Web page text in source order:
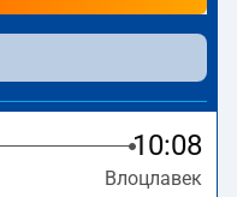
за адресоюStefana
10:08
Влоцлавек